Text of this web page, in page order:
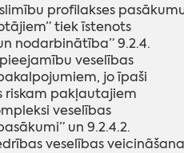
profilakses
tiek īstenots
nodarbinātība” 9.2.4.
veselības
jo īpaši
riskam pakļautajiem
veselības
un 9.2.4.2.
veselības